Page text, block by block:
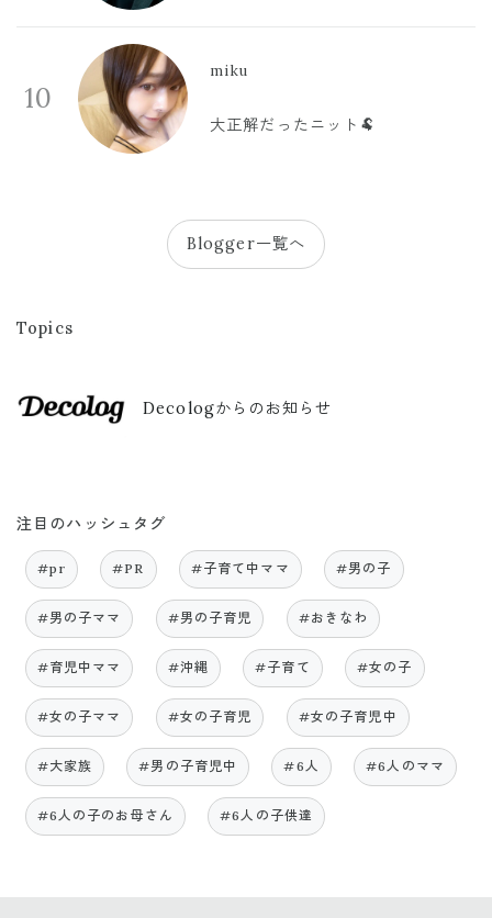
10
miku
大正解だったニット🐏
Blogger一覧へ
Topics
Decologからのお知らせ
注目のハッシュタグ
#pr #PR #子育て中ママ #男の子
#男の子ママ #男の子育児 #おきなわ
#育児中ママ #沖縄 #子育て #女の子
#女の子ママ #女の子育児 #女の子育児中
#大家族 #男の子育児中 #6人 #6人のママ
#6人の子のお母さん #6人の子供達